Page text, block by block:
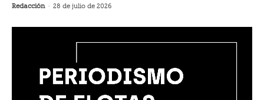
Redacción - 28 de julio de 2026